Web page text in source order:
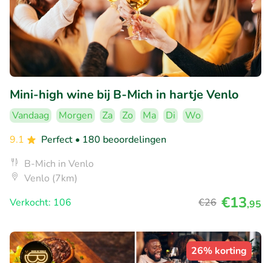
Mini-high wine bij B-Mich in hartje Venlo
Vandaag Morgen Za Zo Ma Di
Wo
9.1
Perfect • 180 beoordelingen
B-Mich in Venlo
Venlo (7km)
Verkocht: 106
€26 €13,95
26% korting